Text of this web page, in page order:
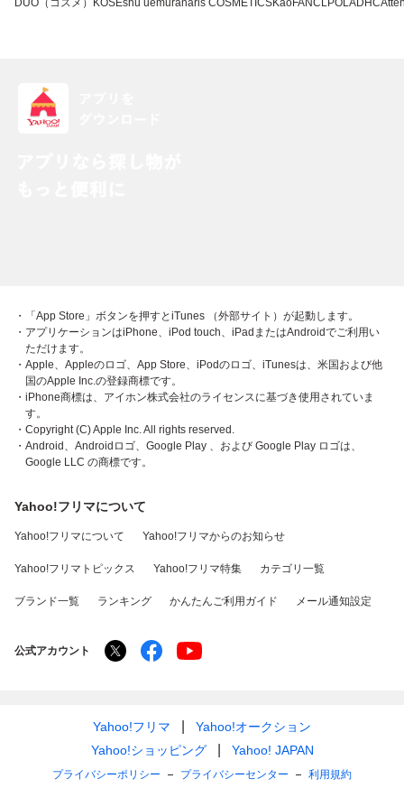
DUO（コスメ） KOSEshu uemuranaris COSMETICSKaoFANCLPOLADHC
・「App Store」ボタンを押すとiTunes （外部サイト）が起動します。
・アプリケーションはiPhone、iPod touch、iPadまたはAndroidでご利用い
ただけます。
・Apple、Appleのロゴ、App Store、iPodのロゴ、iTunesは、米国および他
国のApple Inc.の登録商標です。
・iPhone商標は、アイホン株式会社のライセンスに基づき使用されていま
す。
・Copyright (C) Apple Inc. All rights reserved.
・Android、Androidロゴ、Google Play 、および Google Play ロゴは、
Google LLC の商標です。
Yahoo!フリマについて
Yahoo!フリマについて Yahoo!フリマからのお知らせ
Yahoo!フリマトピックス Yahoo!フリマ特集 カテゴリ一覧
ブランド一覧 ランキング かんたんご利用ガイド メール通知設定
公式アカウント
Yahoo!フリマ
Yahoo!オークション
Yahoo!ショッピング
Yahoo! JAPAN
プライバシーポリシー プライバシーセンター 利用規約